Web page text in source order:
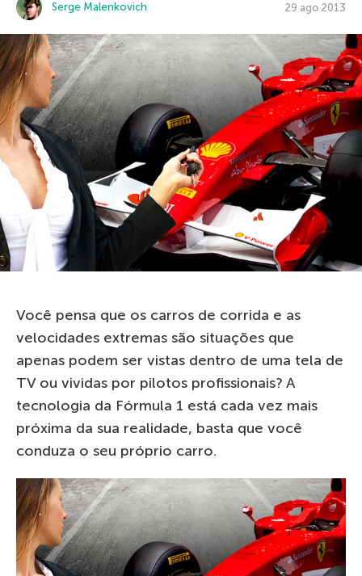
Serge Malenkovich 29 ago 2013
Você pensa que os carros de corrida e as
velocidades extremas são situações que
apenas podem ser vistas dentro de uma tela de
TV ou vividas por pilotos profissionais? A
tecnologia da Fórmula 1 está cada vez mais
próxima da sua realidade, basta que você
conduza o seu próprio carro.